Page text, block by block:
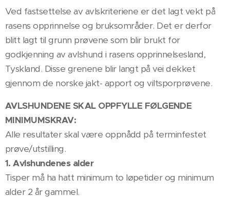
Ved fastsettelse av avlskriteriene er det lagt vekt på
rasens opprinnelse og bruksområder. Det er derfor
blitt lagt til grunn prøvene som blir brukt for
godkjenning av avlshund i rasens opprinnelsesland,
Tyskland. Disse grenene blir langt på vei dekket
gjennom de norske jakt- apport og viltsporprøvene.
AVLSHUNDENE SKAL OPPFYLLE FØLGENDE
MINIMUMSKRAV:
Alle resultater skal være oppnådd på terminfestet
prøve/utstilling.
1. Avlshundenes alder
Tisper må ha hatt minimum to løpetider og minimum
alder 2 år gammel.